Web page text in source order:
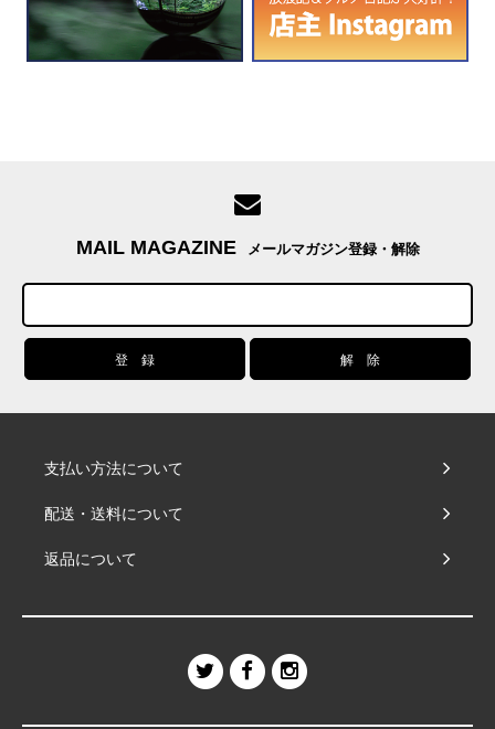
MAIL MAGAZINE メールマガジン登録・解除
支払い方法について
配送・送料について
返品について